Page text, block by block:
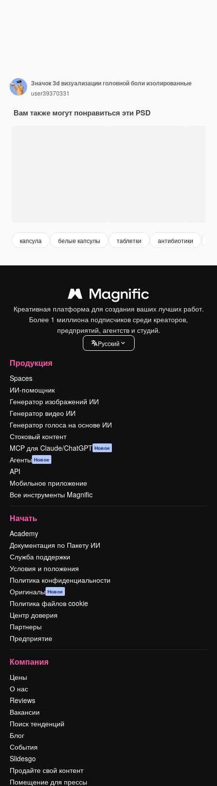
Значок 3d визуализации головной боли изолированные
user39370331
Вам также могут понравиться эти PSD
капсула белые капсулы таблетки антибиотики
Креативная платформа для создания ваших лучших работ.
Более 1 миллиона подписчиков среди креаторов,
предприятий, агентств и студий.
Pусский
Продукция
Spaces
ИИ-помощник
Генератор изображений ИИ
Генератор видео ИИ
Генератор голоса на основе ИИ
Стоковый контент
MCP для Claude/ChatGPT Новое
Агенты Новое
API
Мобильное приложение
Все инструменты Magnific
Начать
Academy
Документация по Пакету ИИ
Служба поддержки
Условия и положения
Политика конфиденциальности
Оригиналы Новое
Политика файлов cookie
Центр доверия
Партнеры
Предприятие
Компания
Цены
О нас
Reviews
Вакансии
Поиск тенденций
Блог
События
Slidesgo
Продайте свой контент
Помещение для прессы